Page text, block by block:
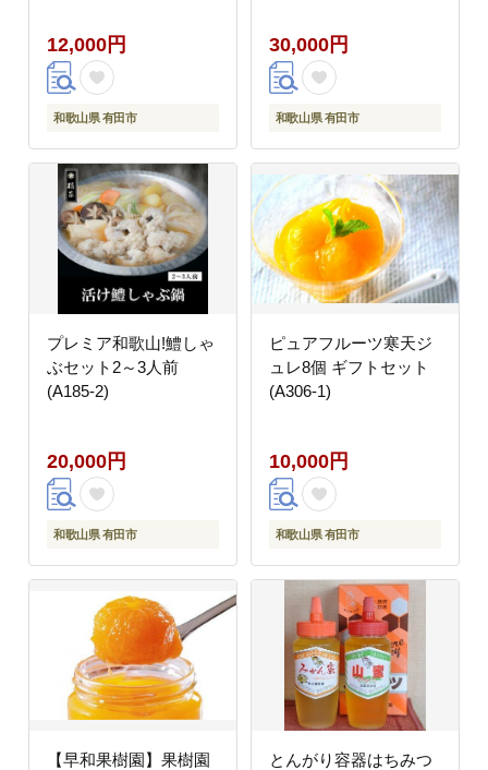
12,000円
和歌山県 有田市
30,000円
和歌山県 有田市
プレミア和歌山!鱧しゃ
ぶセット2～3人前
(A185-2)
20,000円
和歌山県 有田市
ピュアフルーツ寒天ジ
ュレ8個 ギフトセット
(A306-1)
10,000円
和歌山県 有田市
【早和果樹園】果樹園
とんがり容器はちみつ